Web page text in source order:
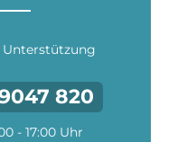
Unterstützung
820
- 17:00 Uhr